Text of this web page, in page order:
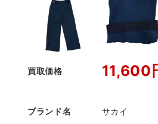
買取価格 11,600
ブランド名 サカイ